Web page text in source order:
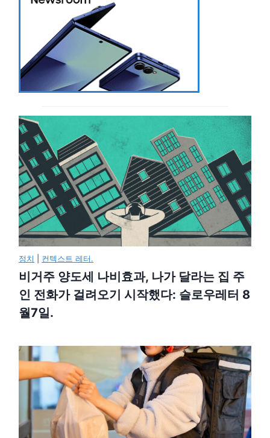
정치 컨텍스트 레터.
비거주 양도세 나비효과, 나가 달라는 집 주
인 전화가 걸려오기 시작했다: 슬로우레터 8
월7일.